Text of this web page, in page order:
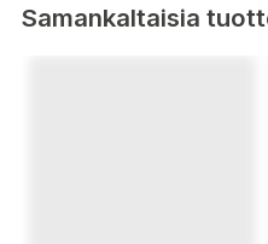
Samankaltaisia